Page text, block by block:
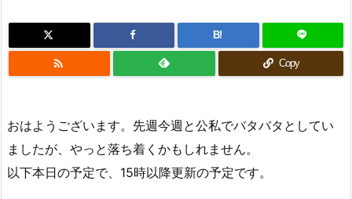
B!
 Copy
おはようございます。先週今週と公私でバタバタとしてい
ましたが、やっと落ち着くかもしれません。
以下本日の予定で、15時以降更新の予定です。